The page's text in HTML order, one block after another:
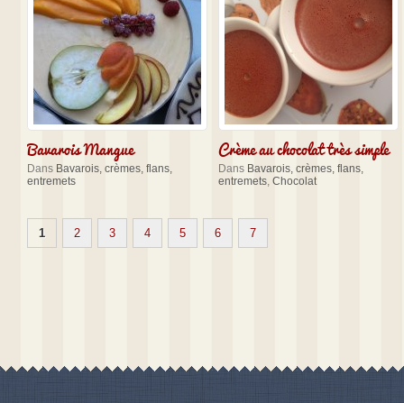
Bavarois Mangue
Dans Bavarois, crèmes, flans,
entremets
Crème au chocolat très simple
Dans Bavarois, crèmes, flans,
entremets, Chocolat
1 2 3 4 5 6 7